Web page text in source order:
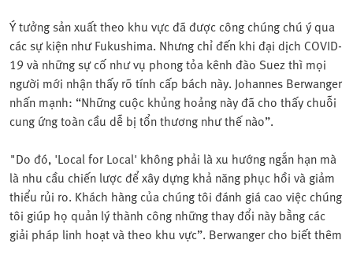
Ý tưởng sản xuất theo khu vực đã được công chúng chú ý qua
các sự kiện như Fukushima. Nhưng chỉ đến khi đại dịch COVID-
19 và những sự cố như vụ phong tỏa kênh đào Suez thì mọi
người mới nhận thấy rõ tính cấp bách này. Johannes Berwanger
nhấn mạnh: “Những cuộc khủng hoảng này đã cho thấy chuỗi
cung ứng toàn cầu dễ bị tổn thương như thế nào”.
"Do đó, 'Local for Local' không phải là xu hướng ngắn hạn mà
là nhu cầu chiến lược để xây dựng khả năng phục hồi và giảm
thiểu rủi ro. Khách hàng của chúng tôi đánh giá cao việc chúng
tôi giúp họ quản lý thành công những thay đổi này bằng các
giải pháp linh hoạt và theo khu vực”. Berwanger cho biết thêm